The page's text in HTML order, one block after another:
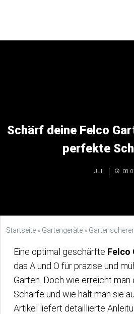
Schärf deine Felco
perfekte
Juli
Startseite » Gartengeräte »
Eine optimal geschärfte Felco
das A und O für präzise und
Garten. Doch wie erreicht
Schärfe und wie hält man sie
Artikel liefert detaillierte